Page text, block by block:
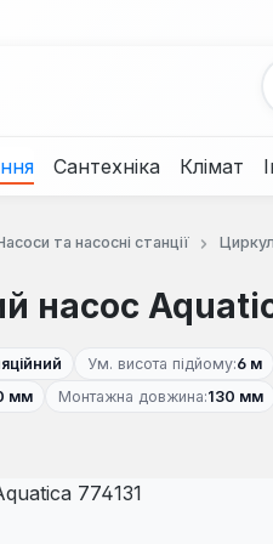
Сантехніка Клімат
та насосні станції
насос
Ум. висота підйому:6 м
мм Монтажна довжина:130 мм